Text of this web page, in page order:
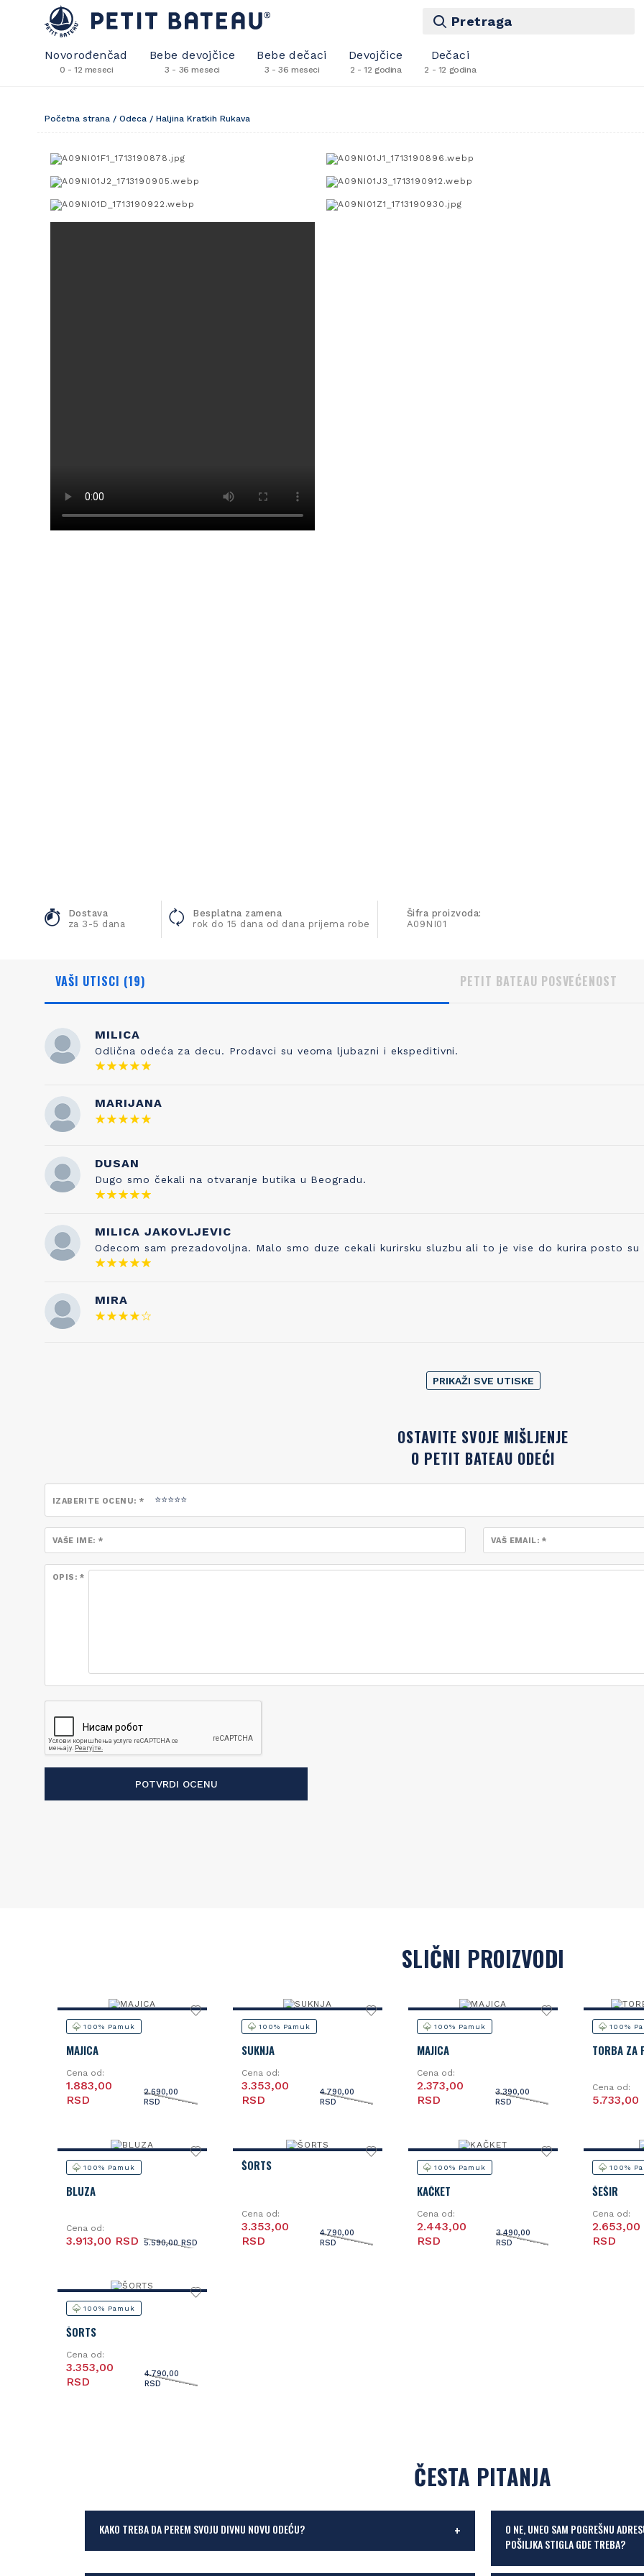
Pretraga
Novorođenčad
0 - 12 meseci
Bebe devojčice
3 - 36 meseci
Bebe dečaci
3 - 36 meseci
Devojčice
2 - 12 godina
Dečaci
2 - 12 godina
Početna strana / Odeca / Haljina Kratkih Rukava
Dostava
za 3-5 dana
Besplatna zamena
rok do 15 dana od dana prijema robe
Šifra proizvoda:
A09NI01
VAŠI UTISCI (19)
MILICA
Odlična odeća za decu. Prodavci su veoma ljubazni i ekspeditivni.
MARIJANA
DUSAN
Dugo smo čekali na otvaranje butika u Beogradu.
MILICA JAKOVLJEVIC
Odecom sam prezadovoljna. Malo smo duze cekali kurirsku sluzbu ali to je vise do kurira posto
MIRA
PRIKAŽI SVE UTISKE
OSTAVITE SVOJE MIŠLJENJE
O PETIT BATEAU ODEĆI
IZABERITE OCENU: *
VAŠE IME: * VAŠ EMAIL: *
OPIS: *
POTVRDI OCENU
PETIT BATEAU POSVEĆENOST
Otkud ime Petit Bateau? To nema nikakve
veze sa čarapama, prvobitnim poslom
1893. Sve je počelo od njegovog sina
Etiennea, koji je izumeo gaće 1918. godine, a
inspirisan je francuskom vrtićkom
je njegova supruga pevala njihovoj deci. I
tako su brend i ova pesmica postale
neraskidivo povezane!
kvaliteta sve do kraja proizvodne linije. Zato
SLIČNI PROIZVODI
100% Pamuk
MAJICA
Cena od:
2.690,00
RSD
1.883,00
RSD
100% Pamuk
SUKNJA
Cena od:
4.790,00
RSD
3.353,00
RSD
100% Pamuk
MAJICA
Cena od:
3.390,00
RSD
2.373,00
RSD
100%
TORBA ZA
Cena od:
5.733,00
100% Pamuk
BLUZA
Cena od:
5.590,00 RSD
3.913,00 RSD
ŠORTS
Cena od:
4.790,00
RSD
3.353,00
RSD
100% Pamuk
KAČKET
Cena od:
3.490,00
RSD
2.443,00
RSD
100%
ŠEŠIR
Cena od:
2.653,00
RSD
100% Pamuk
ŠORTS
Cena od:
4.790,00
RSD
3.353,00
RSD
ČESTA PITANJA
KAKO TREBA DA PEREM SVOJU DIVNU NOVU ODEĆU?
O NE, UNEO SAM POGREŠNU
POŠILJKA STIGLA GDE TREBA?